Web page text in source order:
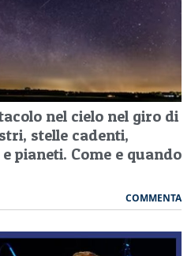
nel cielo nel giro di
stelle cadenti,
pianeti. Come e quando
COMMENTA